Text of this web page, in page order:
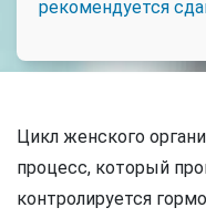
рекомендуется
Цикл женского
процесс, который
контролируется